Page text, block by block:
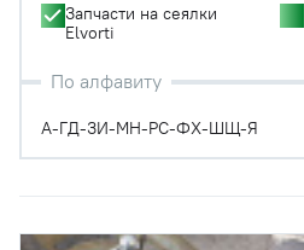
Запчасти на сеялки
Elvorti
По алфавиту
А-ГД-ЗИ-МН-РС-ФХ-ШЩ-Я